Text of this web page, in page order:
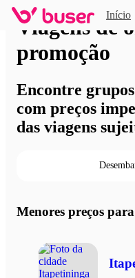
Início
Viagens de
promoção
Encontre
com preços
das viagens
Menores preços